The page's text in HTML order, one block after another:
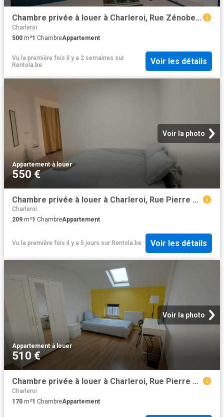
Chambre privée à louer à Charleroi, Rue Zénobe Gramme
Charleroi
500 m²1 ChambreAppartement
Vu la première fois il y a 2 semaines sur
Rentola.be
Voir les détails
Voir la photo
Appartement·à louer
550 €
Chambre privée à louer à Charleroi, Rue Pierre Hans
Charleroi
209 m²1 ChambreAppartement
Vu la première fois il y a 5 jours sur Rentola.be Voir les détails
Voir la photo
Appartement·à louer
510 €
Chambre privée à louer à Charleroi, Rue Pierre Hans
Charleroi
170 m²1 ChambreAppartement